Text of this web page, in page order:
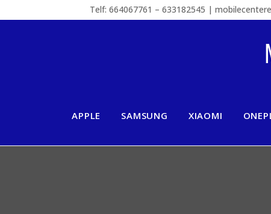
Telf: 664067761 – 633182545 |
APPLE SAMSUNG XIAOMI